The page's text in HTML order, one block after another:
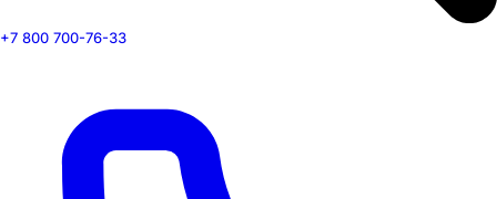
+7 800 700-76-33